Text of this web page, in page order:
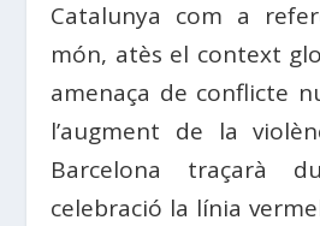
Catalunya com a
món, atès el context
amenaça de conflicte
l’augment de la
Barcelona traçarà
celebració la línia